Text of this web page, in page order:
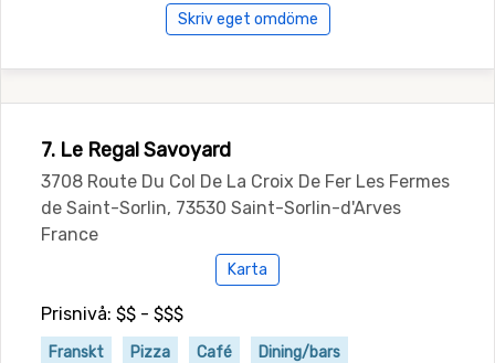
Skriv eget omdöme
7. Le Regal Savoyard
3708 Route Du Col De La Croix De Fer Les Fermes
de Saint-Sorlin, 73530 Saint-Sorlin-d'Arves
France
Karta
Prisnivå: $$ - $$$
Franskt Pizza Café Dining/bars